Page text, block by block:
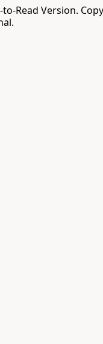
to-Read Version.